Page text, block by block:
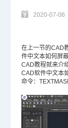
2020-07-06
在上一节的CAD
件中文本如何屏
CAD教程就来介
CAD软件中文本
命令：